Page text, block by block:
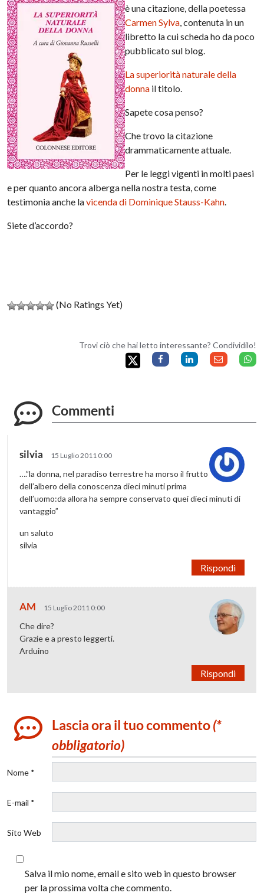
è una citazione, della poetessa
Carmen Sylva, contenuta in un
libretto la cui scheda ho da poco
pubblicato sul blog.
La superiorità naturale della
donna il titolo.
Sapete cosa penso?
Che trovo la citazione
drammaticamente attuale.
Per le leggi vigenti in molti paesi
e per quanto ancora alberga nella nostra testa, come
testimonia anche lavicenda di Dominique Stauss-Kahn.
Siete d’accordo?
(No Ratings Yet)
Trovi ciò che hai letto interessante? Condividilo!
Commenti
silvia 15 Luglio 2011 0:00
….”la donna, nel paradiso terrestre ha morso il frutto
dell’albero della conoscenza dieci minuti prima
dell’uomo:da allora ha sempre conservato quei dieci minuti di
vantaggio”
un saluto
silvia
Rispondi
AM 15 Luglio 2011 0:00
Che dire?
Grazie e a presto leggerti.
Arduino
Rispondi
Lascia ora il tuo commento(*
obbligatorio)
Nome *
E-mail *
Sito Web
Salva il mio nome, email e sito web in questo browser
per la prossima volta che commento.